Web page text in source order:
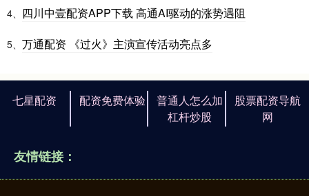
4、 四川中壹配资APP下载 高通AI驱动的涨势遇阻
5、 万通配资 《过火》主演宣传活动亮点多
七星配资 配资免费体验
普通人怎么加
杠杆炒股
股票配资导航
网
友情链接：